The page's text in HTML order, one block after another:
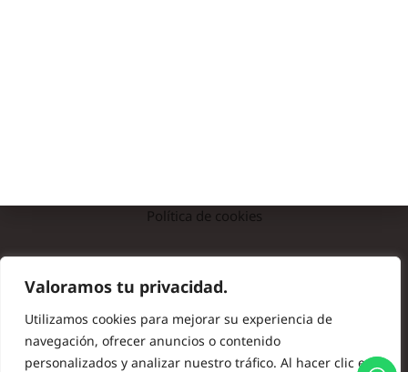
Valoramos tu privacidad.
Utilizamos cookies para mejorar su experiencia de
navegación, ofrecer anuncios o contenido
personalizados y analizar nuestro tráfico. Al hacer clic en
Política de cookies
© Copyright 2024 Batas de Colegio Originales. Todos los
derechos reservados.